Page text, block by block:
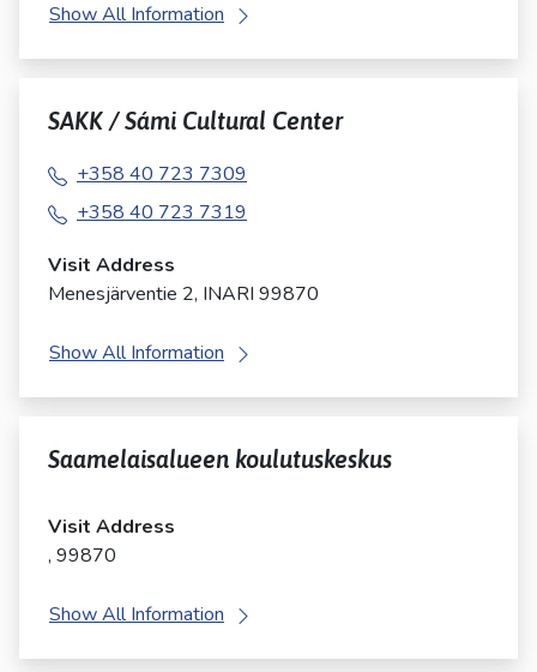
Show All Information
SAKK / Sámi Cultural Center
+358 40 723 7309
+358 40 723 7319
Visit Address
Menesjärventie 2, INARI 99870
Show All Information
Saamelaisalueen koulutuskeskus
Visit Address
, 99870
Show All Information